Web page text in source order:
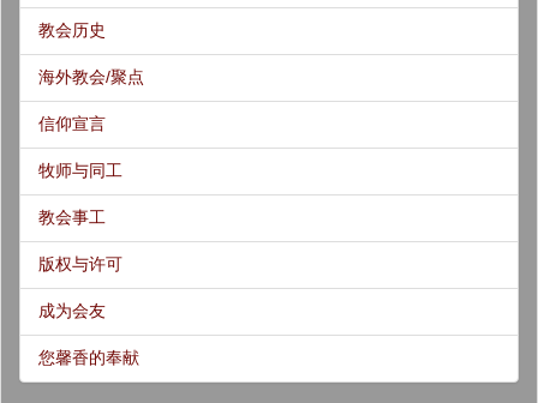
教会历史
海外教会/聚点
信仰宣言
牧师与同工
教会事工
版权与许可
成为会友
您馨香的奉献